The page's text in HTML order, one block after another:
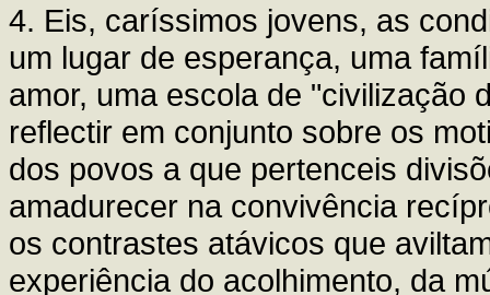
4. Eis, caríssimos jovens, as
um lugar de esperança, uma
amor, uma escola de "civilização
reflectir em conjunto sobre os
dos povos a que pertenceis
amadurecer na convivência
os contrastes atávicos que
experiência do acolhimento, da